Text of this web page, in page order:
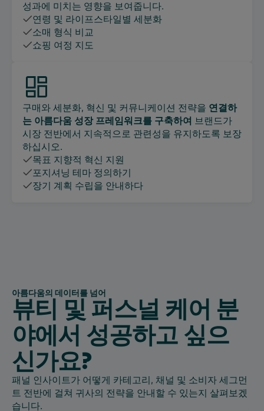
성과에 미치는 영향을 보여줍니다.
연령 및 라이프스타일별 세분화
소매 형식 비교
쇼핑 여정 지도
구매와 세분화, 혁신 및 커뮤니케이션 전략을 연결하
는 아름다움 성장 프레임워크를 구축하여 브랜드가
시장 전반에서 지속적으로 관련성을 유지하도록 보장
하십시오.
목표 지향적 혁신 지원
포지셔닝 테마 정의하기
장기 계획 수립을 안내하다
아름다움의 데이터를 넘어
뷰티 및 퍼스널 케어 분
야에서 성공하고 싶으
신가요?
패널 인사이트가 어떻게 카테고리, 채널 및 소비자 세그먼
트 전반에 걸쳐 귀사의 전략을 안내할 수 있는지 살펴보겠
습니다.